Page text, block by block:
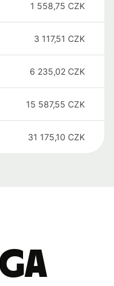
1 558,75 CZK
3 117,51 CZK
6 235,02 CZK
15 587,55 CZK
31 175,10 CZK